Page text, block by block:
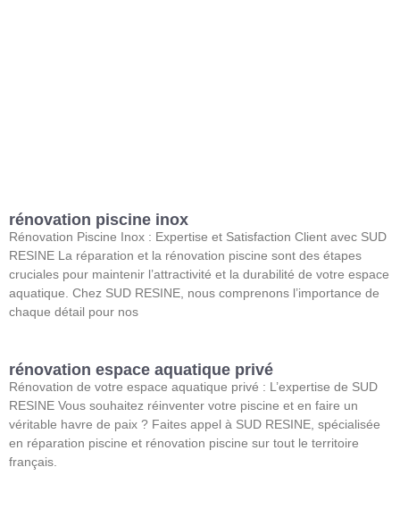
rénovation piscine inox
Rénovation Piscine Inox : Expertise et Satisfaction Client avec SUD
RESINE La réparation et la rénovation piscine sont des étapes
cruciales pour maintenir l’attractivité et la durabilité de votre espace
aquatique. Chez SUD RESINE, nous comprenons l’importance de
chaque détail pour nos
rénovation espace aquatique privé
Rénovation de votre espace aquatique privé : L’expertise de SUD
RESINE Vous souhaitez réinventer votre piscine et en faire un
véritable havre de paix ? Faites appel à SUD RESINE, spécialisée
en réparation piscine et rénovation piscine sur tout le territoire
français.